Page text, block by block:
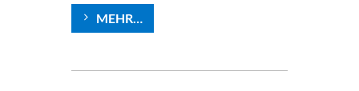
MEHR…